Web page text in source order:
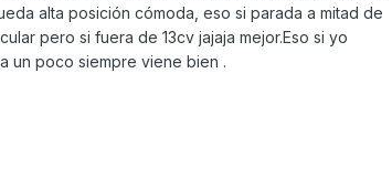
alta posición cómoda, eso si parada a mitad de
pero si fuera de 13cv jajaja mejor.Eso si yo
un poco siempre viene bien .